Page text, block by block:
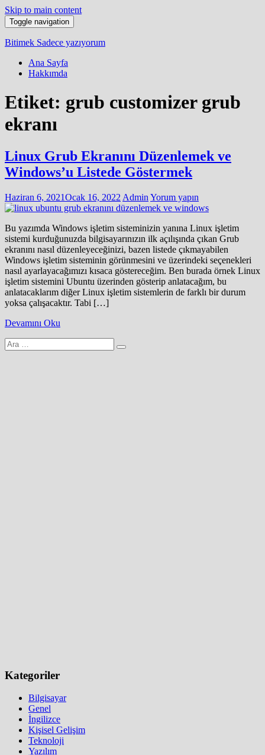
Skip to main content
Toggle navigation
Bitimek Sadece yazıyorum
Ana Sayfa
Hakkımda
Etiket: grub customizer grub
ekranı
Linux Grub Ekranını Düzenlemek ve
Windows’u Listede Göstermek
Haziran 6, 2021Ocak 16, 2022 Admin Yorum yapın
Bu yazımda Windows işletim sisteminizin yanına Linux işletim
sistemi kurduğunuzda bilgisayarınızın ilk açılışında çıkan Grub
ekranını nasıl düzenleyeceğinizi, bazen listede çıkmayabilen
Windows işletim sisteminin görünmesini ve üzerindeki seçenekleri
nasıl ayarlayacağımızı kısaca göstereceğim. Ben burada örnek Linux
işletim sistemini Ubuntu üzerinden gösterip anlatacağım, bu
anlatacaklarım diğer Linux işletim sistemlerin de farklı bir durum
yoksa çalışacaktır. Tabi […]
Devamını Oku
Arama
yap:
Kategoriler
Bilgisayar
Genel
İngilizce
Kişisel Gelişim
Teknoloji
Yazılım